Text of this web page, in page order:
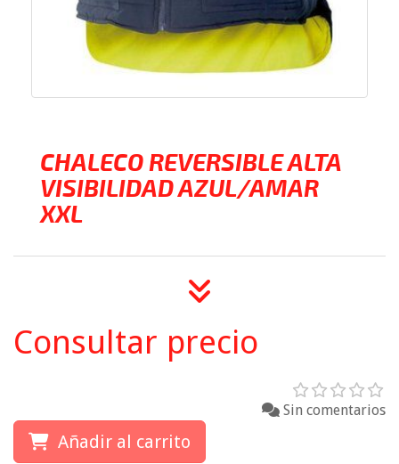
CHALECO REVERSIBLE ALTA
VISIBILIDAD AZUL/AMAR
XXL
Consultar precio
Sin comentarios
Añadir al carrito